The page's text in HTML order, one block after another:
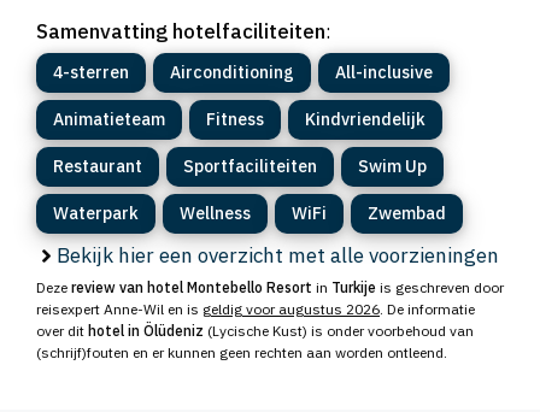
Samenvatting hotelfaciliteiten:
4-sterren Airconditioning All-inclusive
Animatieteam Fitness Kindvriendelijk
Restaurant Sportfaciliteiten Swim Up
Waterpark Wellness WiFi Zwembad
Bekijk hier een overzicht met alle voorzieningen
Deze review van hotel Montebello Resort in Turkije is geschreven door
reisexpert Anne-Wil en is geldig voor augustus 2026. De informatie
over dit hotel in Ölüdeniz (Lycische Kust) is onder voorbehoud van
(schrijf)fouten en er kunnen geen rechten aan worden ontleend.